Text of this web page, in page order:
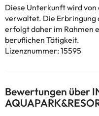
mit Restaurants, einer
einer Konditorei, einem
zusätzliche Leistungen
und die medizinische
das Internetterminal und der
zur Verfügung. Die
Klimaanlage, Kühlschrank,
Terrasse. Das Hotel verfügt
Kinderbecken, Liegestühlen,
Diese Unterkunft wird
verwaltet. Die Erbringung
erfolgt daher im Rahmen
beruflichen Tätigkeit.
Lizenznummer: 15595
Bewertungen über